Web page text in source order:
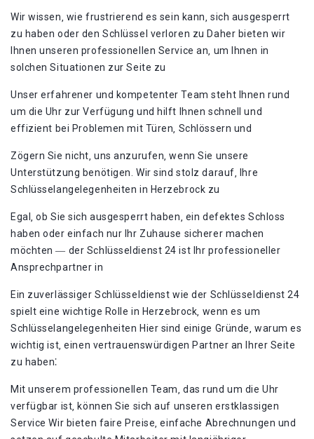
Wir wissen‚ wie frustrierend es sein kann‚ sich ausgesperrt
zu haben oder den Schlüssel verloren zu Daher bieten wir
Ihnen unseren professionellen Service an‚ um Ihnen in
solchen Situationen zur Seite zu
Unser erfahrener und kompetenter Team steht Ihnen rund
um die Uhr zur Verfügung und hilft Ihnen schnell und
effizient bei Problemen mit Türen‚ Schlössern und
Zögern Sie nicht‚ uns anzurufen‚ wenn Sie unsere
Unterstützung benötigen. Wir sind stolz darauf‚ Ihre
Schlüsselangelegenheiten in Herzebrock zu
Egal‚ ob Sie sich ausgesperrt haben‚ ein defektes Schloss
haben oder einfach nur Ihr Zuhause sicherer machen
möchten ― der Schlüsseldienst 24 ist Ihr professioneller
Ansprechpartner in
Ein zuverlässiger Schlüsseldienst wie der Schlüsseldienst 24
spielt eine wichtige Rolle in Herzebrock‚ wenn es um
Schlüsselangelegenheiten Hier sind einige Gründe‚ warum es
wichtig ist‚ einen vertrauenswürdigen Partner an Ihrer Seite
zu haben⁚
Mit unserem professionellen Team‚ das rund um die Uhr
verfügbar ist‚ können Sie sich auf unseren erstklassigen
Service Wir bieten faire Preise‚ einfache Abrechnungen und